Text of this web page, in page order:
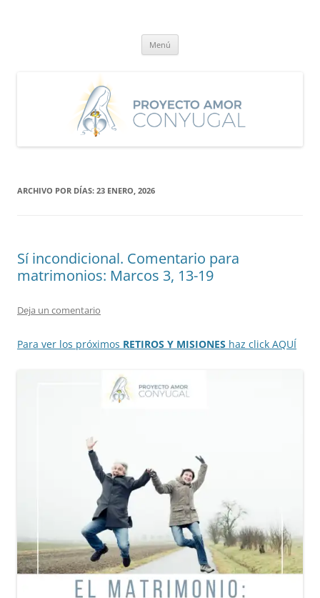
Menú
ARCHIVO POR DÍAS: 23 ENERO, 2026
Sí incondicional. Comentario para
matrimonios: Marcos 3, 13-19
Deja un comentario
Para ver los próximos RETIROS Y MISIONES haz click AQUÍ